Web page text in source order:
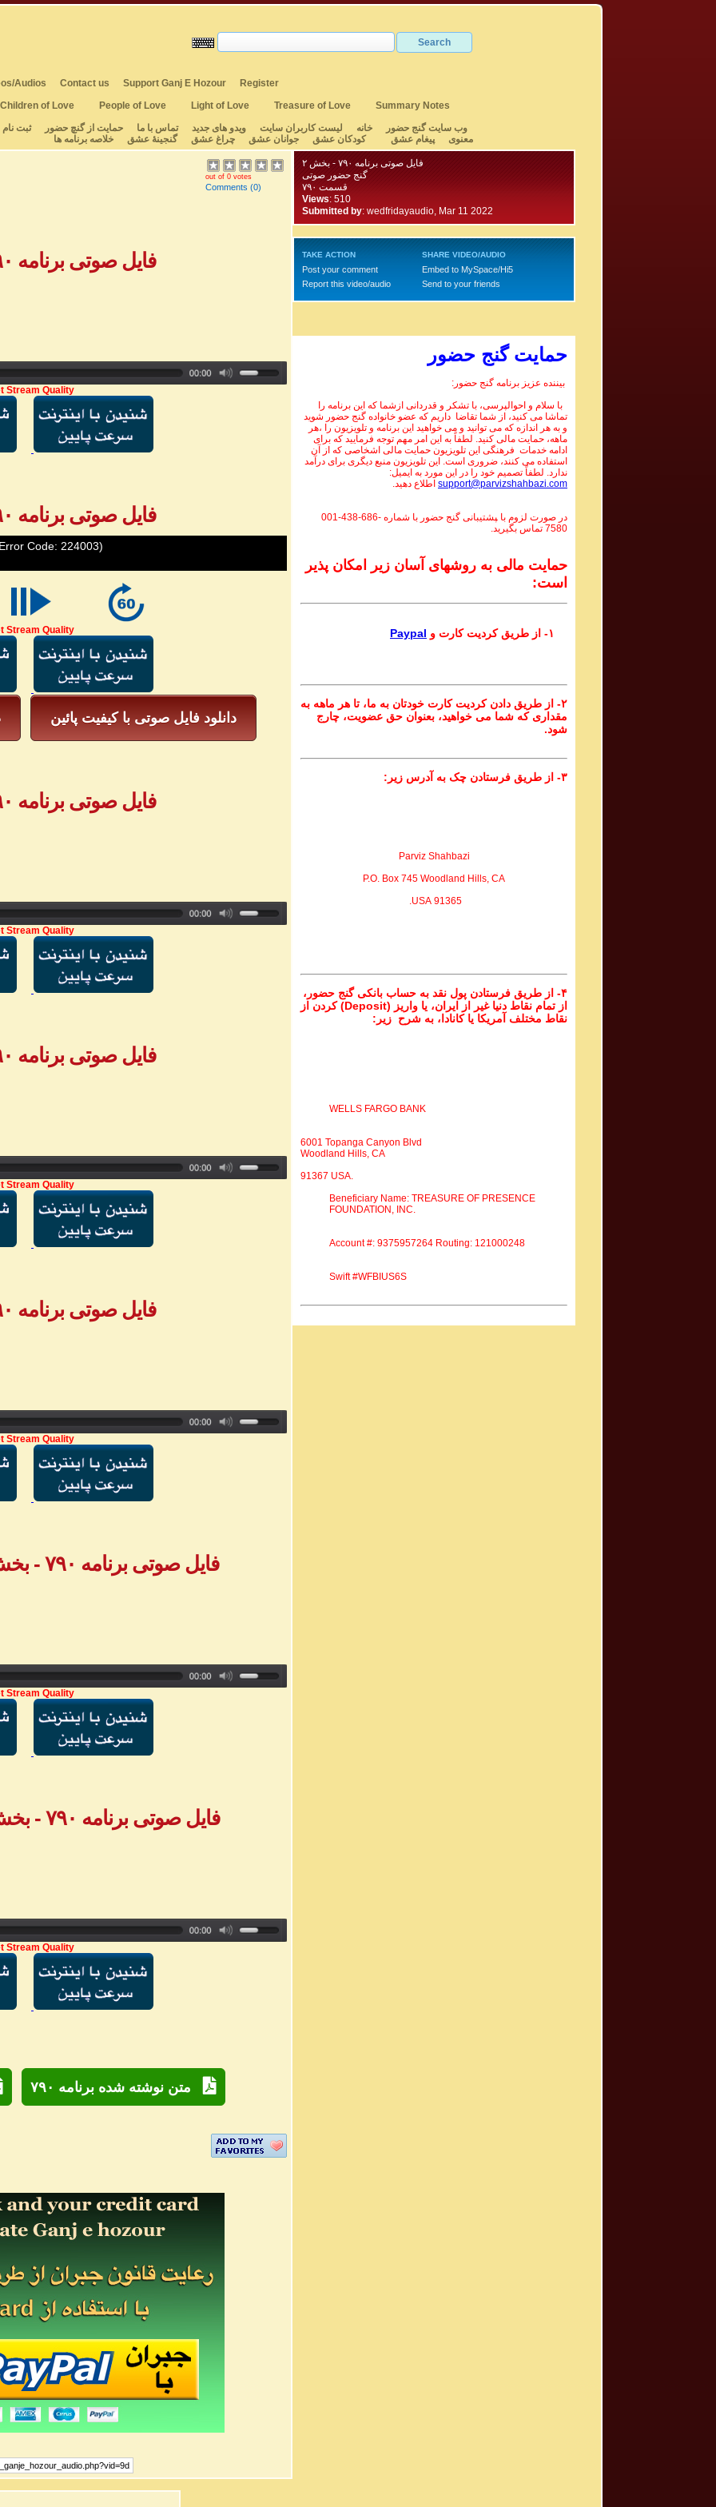
Audios Contact us Support Ganj E Hozour
Register
Children of Love
People of Love Light of Love Treasure of Love
Summary Notes
وب سایت گنج حضور
خانه لیست کاربران سایت ویدو های جدید تماس با ما حمایت از گنچ حضور
ثبت نام
معنوی
پیغام عشق کودکان عشق جوانان عشق چراغ عشق گنجینهٔ عشق خلاصه برنامه ها
out of 0 votes
Comments (0)
فایل صوتی برنامه ۷۹۰ - بخش ۱
Stream Quality
فایل صوتی برنامه ۷۹۰ - بخش ۲
Code: 224003)
Stream Quality
دانلود فایل صوتی با کیفیت پائین
فایل صوتی برنامه ۷۹۰ - بخش ۳
Stream Quality
فایل صوتی برنامه ۷۹۰ - بخش ۴
Stream Quality
فایل صوتی برنامه ۷۹۰ - بخش ۵
Stream Quality
فایل صوتی برنامه ۷۹۰ - بخش اول پیامهای تلفنی
Stream Quality
فایل صوتی برنامه ۷۹۰ - بخش دوم پیامهای تلفنی
Stream Quality
متن نوشته شده برنامه ۷۹۰
فایل صوتی برنامه ۷۹۰ - بخش ۲
گنج حضور صوتی
قسمت ۷۹۰
Views: 510
Submitted by: wedfridayaudio, Mar 11 2022
TAKE ACTION
Post your comment
Report this video/audio
SHARE VIDEO/AUDIO
Embed to MySpace/Hi5
Send to your friends
حمایت گنج حضور
بیننده عزیز برنامه گنج حضور:
با سلام و احوالپرسی، با تشکر و قدردانی ازشما که این برنامه را
تماشا می کنید، از شما تقاضا داریم که عضو خانواده گنج حضور شوید
و به هر اندازه که می توانید و می خواهید این برنامه و تلویزیون را ،هر
ماهه، حمایت مالی کنید. لطفاً به این امر مهم توجه فرمایید که برای
ادامه خدمات فرهنگی این تلویزیون حمایت مالی اشخاصی که از آن
استفاده می کنند، ضروری است. این تلویزیون منبع دیگری برای درآمد
ندارد. لطفاً تصمیم خود را در این مورد به ایمیل:
support@parvizshahbazi.com اطلاع دهید.
در صورت لزوم با ‍پشتیبانی گنج حضور با شماره 001-438-686-
7580 تماس بگیرید.
حمایت مالی به روشهای آسان زیر امکان پذیر
است:
Paypal
۲- از طریق دادن کردیت کارت خودتان به ما، تا هر ماهه به
مقداری که شما می خواهید، بعنوان حق عضویت، چارج
شود.
۳- از طریق فرستادن چک به آدرس زیر:
Parviz Shahbazi
P.O. Box 745 Woodland Hills, CA
91365 USA.
۴- از طریق فرستادن پول نقد به حساب بانکی گنج حضور،
از تمام نقاط دنیا غیر از ایران، یا واریز (Deposit) کردن از
نقاط مختلف آمریکا یا کانادا، به شرح زیر:
WELLS FARGO BANK
6001 Topanga Canyon Blvd
Woodland Hills, CA
91367 USA.
Beneficiary Name: TREASURE OF PRESENCE
FOUNDATION, INC.
Account #: 9375957264 Routing: 121000248
Swift #WFBIUS6S